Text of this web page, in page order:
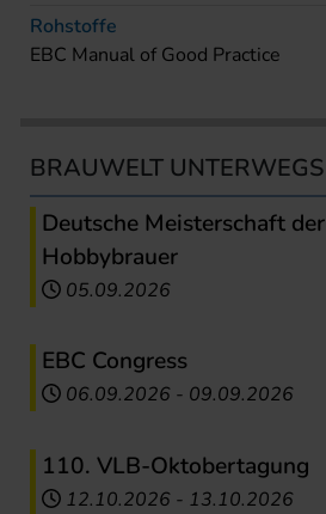
Rohstoffe
EBC Manual of Good Practice
BRAUWELT UNTERWEGS
Deutsche Meisterschaft der
Hobbybrauer
05.09.2026
EBC Congress
06.09.2026 - 09.09.2026
110. VLB-Oktobertagung
12.10.2026 - 13.10.2026